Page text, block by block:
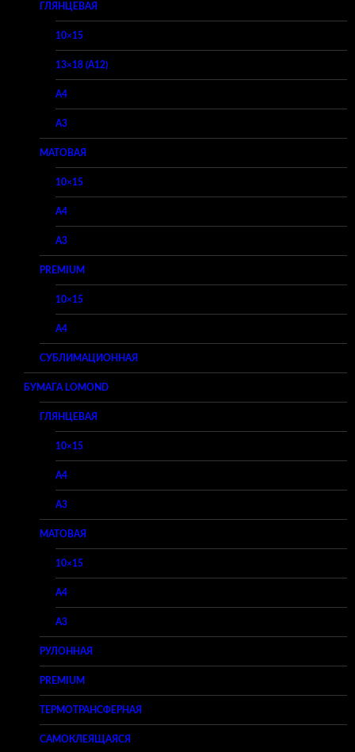
ГЛЯНЦЕВАЯ
10×15
13×18 (A12)
A4
A3
МАТОВАЯ
10×15
A4
A3
PREMIUM
10×15
A4
СУБЛИМАЦИОННАЯ
БУМАГА LOMOND
ГЛЯНЦЕВАЯ
10×15
A4
A3
МАТОВАЯ
10×15
A4
A3
РУЛОННАЯ
PREMIUM
ТЕРМОТРАНСФЕРНАЯ
САМОКЛЕЯЩАЯСЯ